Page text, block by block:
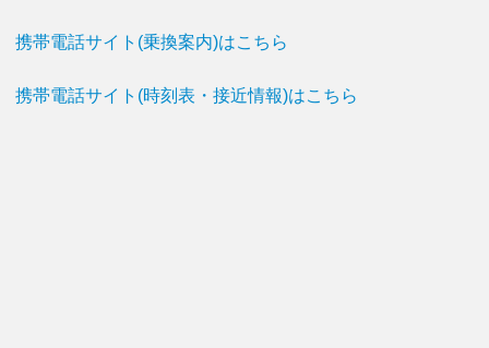
携帯電話サイト(乗換案内)はこちら
携帯電話サイト(時刻表・接近情報)はこちら